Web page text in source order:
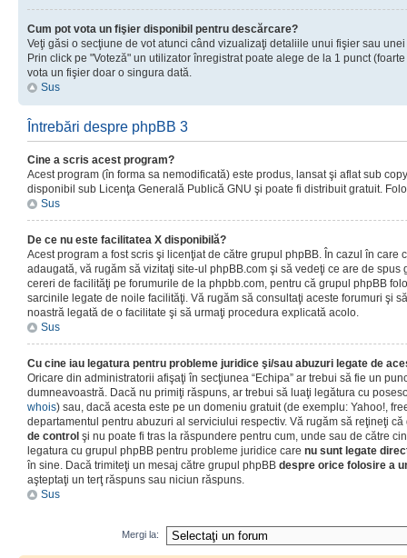
Cum pot vota un fişier disponibil pentru descărcare?
Veţi găsi o secţiune de vot atunci când vizualizaţi detaliile unui fişier sau
Prin click pe "Voteză" un utilizator înregistrat poate alege de la 1 punct
vota un fişier doar o singura dată.
Sus
Întrebări despre phpBB 3
Cine a scris acest program?
Acest program (în forma sa nemodificată) este produs, lansat şi aflat sub
disponibil sub Licenţa Generală Publică GNU şi poate fi distribuit gratuit.
Sus
De ce nu este facilitatea X disponibilă?
Acest program a fost scris şi licenţiat de către grupul phpBB. În cazul în care
adaugată, vă rugăm să vizitaţi site-ul phpBB.com şi să vedeţi ce are de
cereri de facilităţi pe forumurile de la phpbb.com, pentru că grupul phpBB
sarcinile legate de noile facilităţi. Vă rugăm să consultaţi aceste forumuri şi
noastră legată de o facilitate şi să urmaţi procedura explicată acolo.
Sus
Cu cine iau legatura pentru probleme juridice şi/sau abuzuri legate de
Oricare din administratorii afişaţi în secţiunea “Echipa” ar trebui să fie un
dumneavoastră. Dacă nu primiţi răspuns, ar trebui să luaţi legătura cu
whois) sau, dacă acesta este pe un domeniu gratuit (de exemplu: Yahoo!,
departamentul pentru abuzuri al serviciului respectiv. Vă rugăm să reţineţi
de control şi nu poate fi tras la răspundere pentru cum, unde sau de către
legatura cu grupul phpBB pentru probleme juridice care nu sunt legate
în sine. Dacă trimiteţi un mesaj către grupul phpBB despre orice folosire a
aşteptaţi un terţ răspuns sau niciun răspuns.
Sus
Mergi la: